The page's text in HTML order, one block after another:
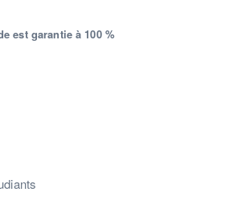
est garantie à 100 %